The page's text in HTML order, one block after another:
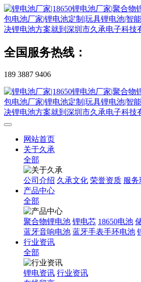
全国服务热线：
189 3887 9406
网站首页
关于久承
全部
公司介绍 久承文化 荣誉资质 服务
产品中心
全部
聚合物锂电池 锂电芯 18650电池
蓝牙音响电池 蓝牙手表手环电池
行业资讯
全部
锂电资讯 行业资讯